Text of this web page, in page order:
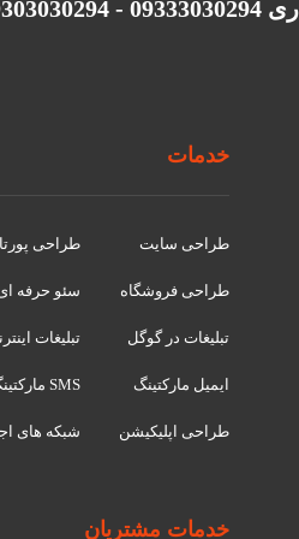
خدمات
طراحی سایت طراحی
طراحی فروشگاه سئو حرفه
تبلیغات در گوگل تبلیغات
ایمیل مارکتینگ SMS مارکتینگ
طراحی اپلیکیشن شبکه های
خدمات مشتریان